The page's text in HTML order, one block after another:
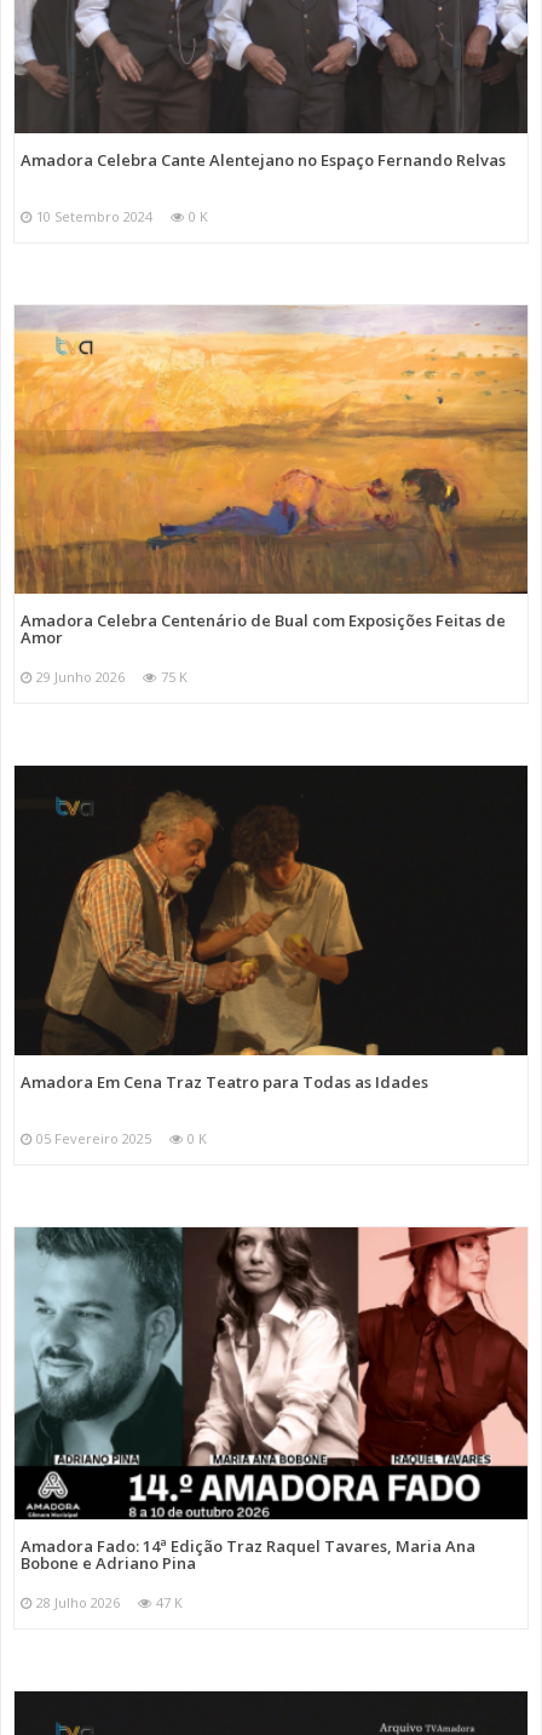
Amadora Celebra Cante Alentejano no Espaço Fernando Relvas
10 Setembro 2024 0 K
Amadora Celebra Centenário de Bual com Exposições Feitas de
Amor
29 Junho 2026 75 K
Amadora Em Cena Traz Teatro para Todas as Idades
05 Fevereiro 2025 0 K
Amadora Fado: 14ª Edição Traz Raquel Tavares, Maria Ana
Bobone e Adriano Pina
28 Julho 2026 47 K